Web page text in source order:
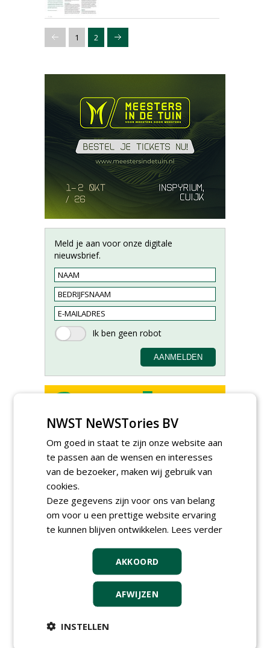
1 2
Meld je aan voor onze digitale
nieuwsbrief.
magazijnmedewerker
(fulltime) bij DSV zaden
Nederland B.V.
06-08-2026, Ven Zelderheide
Sportvelden bij
Werkorganisatie BUCH
09-07-2026, Castricum en Uitgeest
Nederland; regio Noord &
regio Zuid
18-06-2026, Noord & regio Zuid
Export Manager bij PERFECT -
Van Wamel (fulltime)
Proefveldmedewerker/
NWST NeWSTories BV
Om goed in staat te zijn onze website aan
te passen aan de wensen en interesses
van de bezoeker, maken wij gebruik van
cookies.
Deze gegevens zijn voor ons van belang
om voor u een prettige website ervaring
te kunnen blijven ontwikkelen. Lees verder
AKKOORD
AFWIJZEN
INSTELLEN